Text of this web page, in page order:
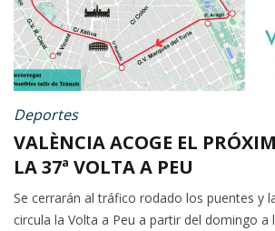
Deportes
VALÈNCIA ACOGE EL
LA 37ª VOLTA A PEU
Se cerrarán al tráfico rodado los puentes y
circula la Volta a Peu a partir del domingo a